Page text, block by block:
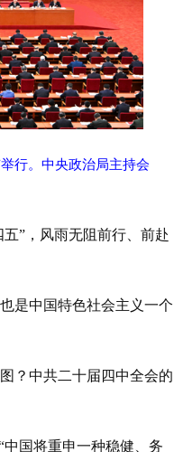
行。中央政治局主持会
”，风雨无阻前行、前赴
是中国特色社会主义一个
？中共二十届四中全会的
国将重申一种稳健、务